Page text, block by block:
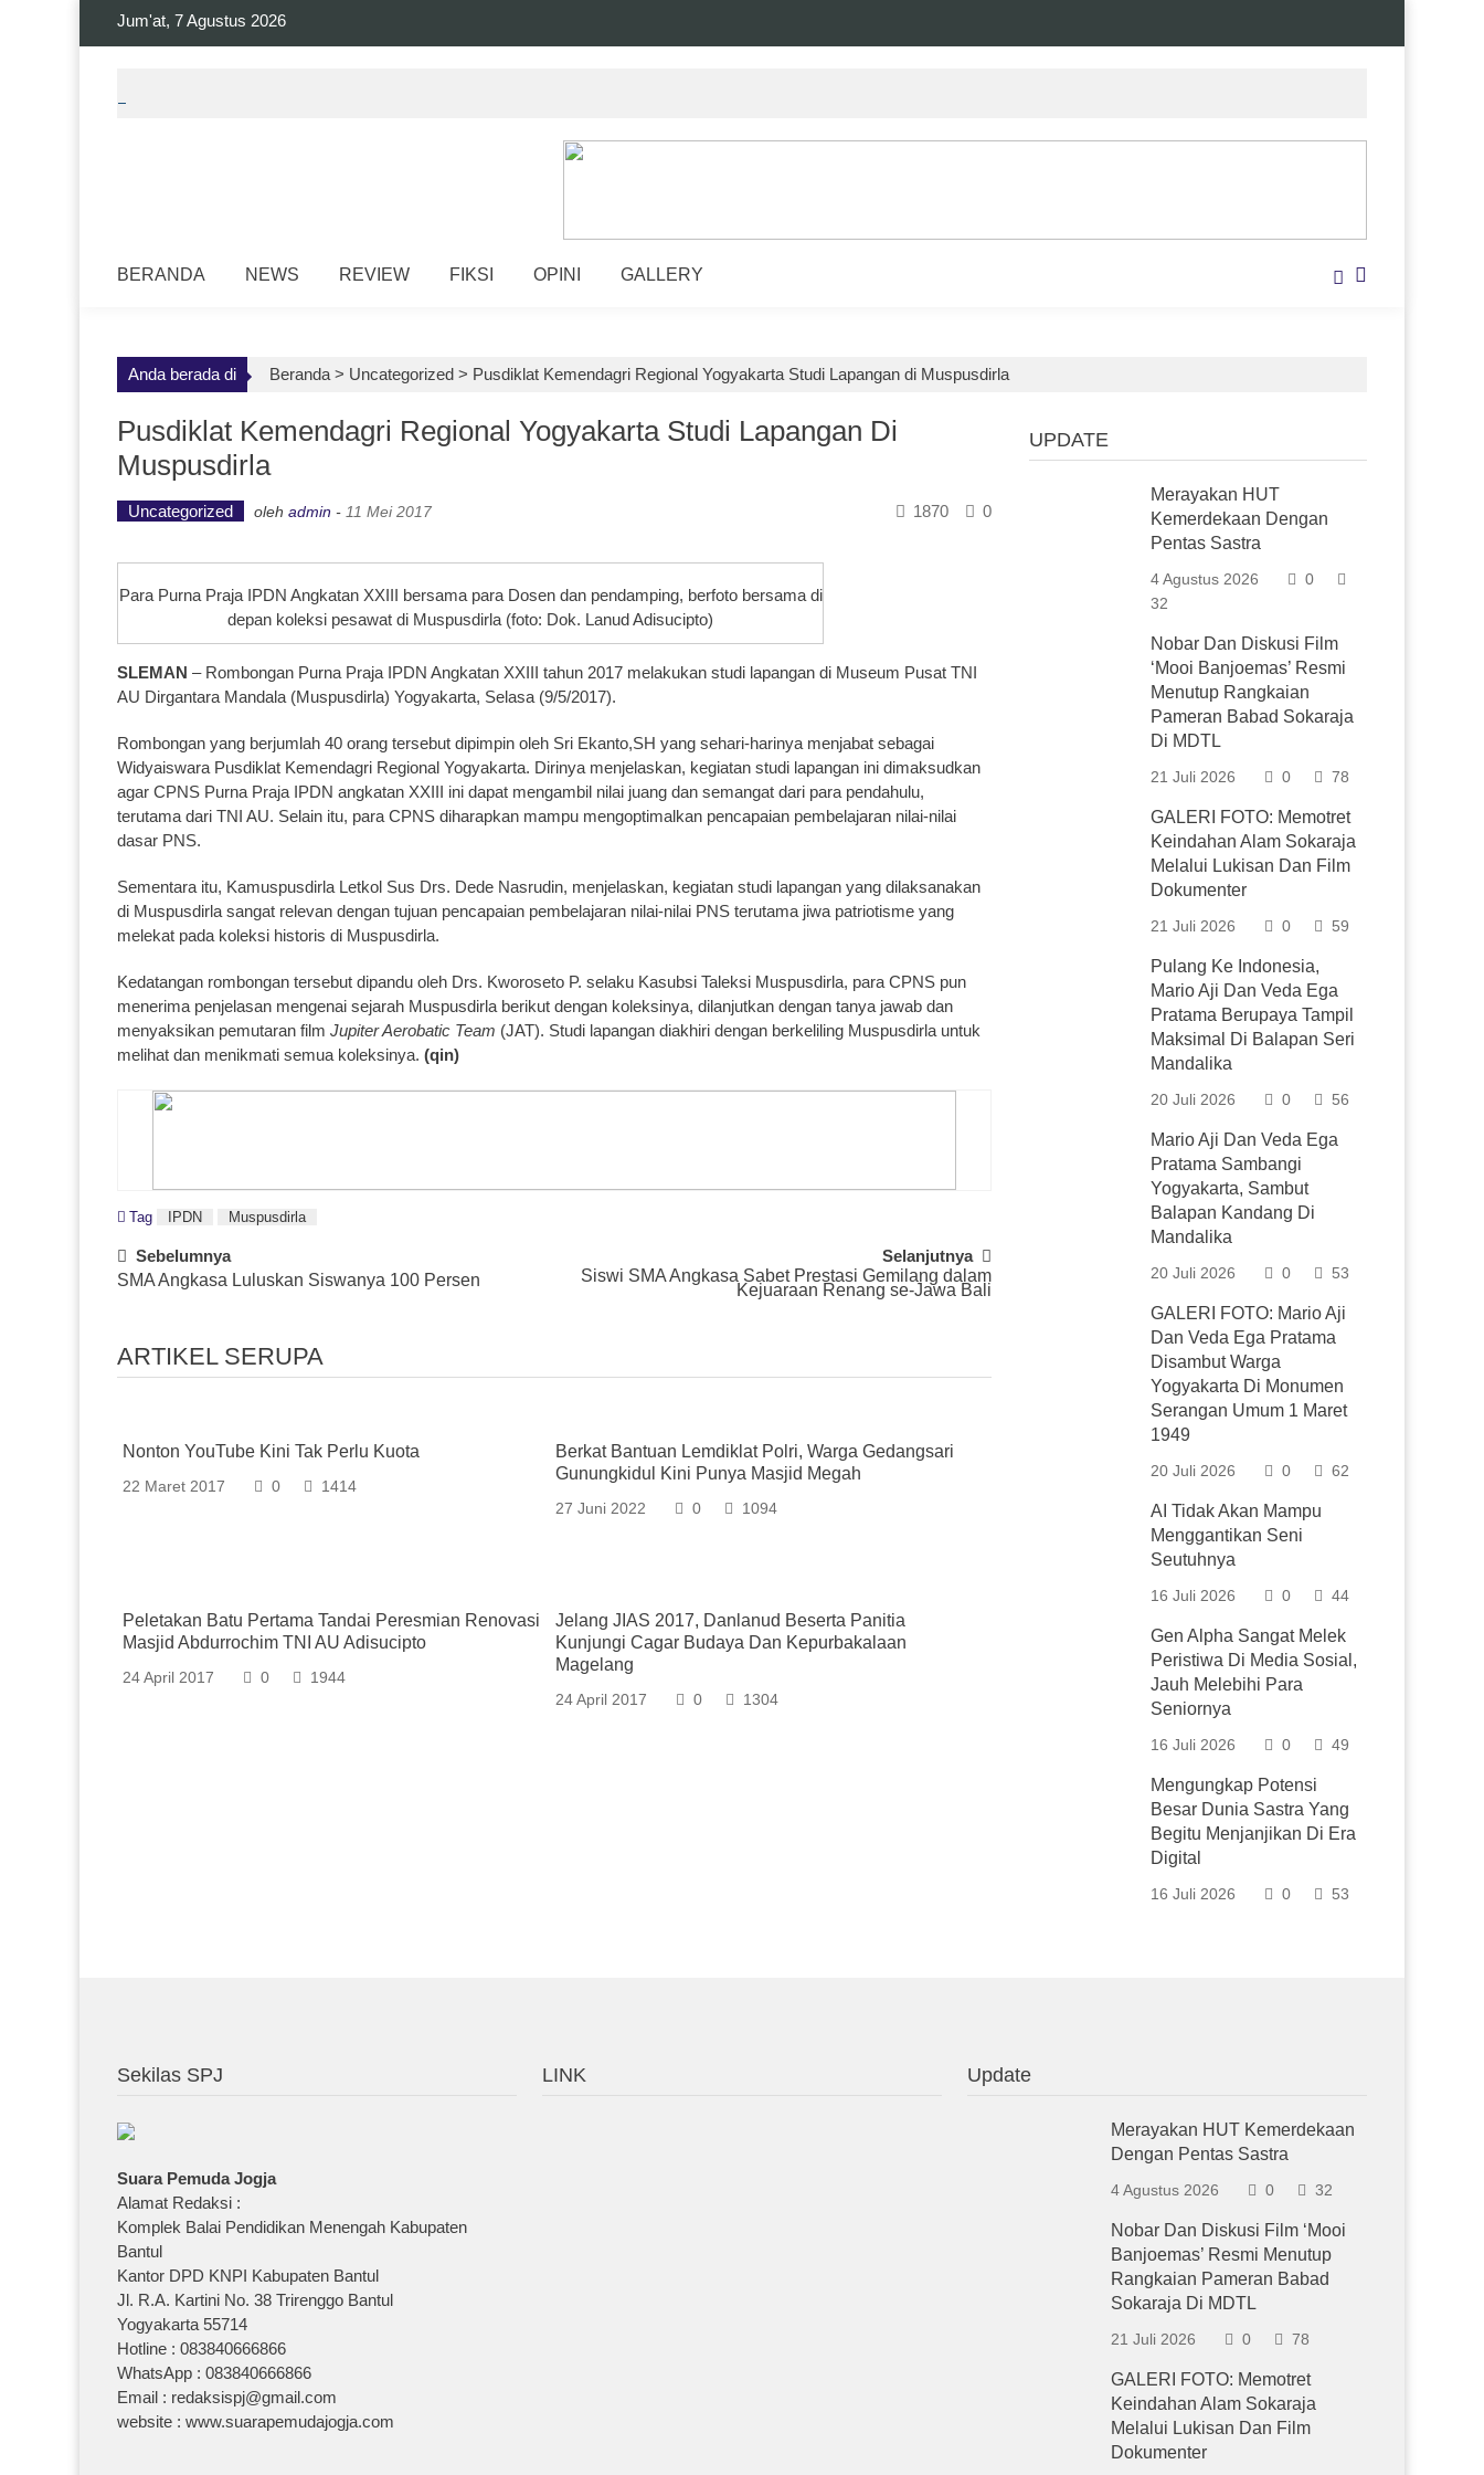
Jum'at, 7 Agustus 2026
BERANDA NEWS REVIEW FIKSI OPINI GALLERY
Anda berada di Beranda > Uncategorized > Pusdiklat Kemendagri Regional Yogyakarta Studi Lapangan di Muspusdirla
Pusdiklat Kemendagri Regional Yogyakarta Studi Lapangan Di
Muspusdirla
Uncategorized oleh admin - 11 Mei 2017 0
1870
Para Purna Praja IPDN Angkatan XXIII bersama para Dosen dan pendamping, berfoto bersama di
depan koleksi pesawat di Muspusdirla (foto: Dok. Lanud Adisucipto)
SLEMAN – Rombongan Purna Praja IPDN Angkatan XXIII tahun 2017 melakukan studi lapangan di Museum Pusat TNI
AU Dirgantara Mandala (Muspusdirla) Yogyakarta, Selasa (9/5/2017).
Rombongan yang berjumlah 40 orang tersebut dipimpin oleh Sri Ekanto,SH yang sehari-harinya menjabat sebagai
Widyaiswara Pusdiklat Kemendagri Regional Yogyakarta. Dirinya menjelaskan, kegiatan studi lapangan ini dimaksudkan
agar CPNS Purna Praja IPDN angkatan XXIII ini dapat mengambil nilai juang dan semangat dari para pendahulu,
terutama dari TNI AU. Selain itu, para CPNS diharapkan mampu mengoptimalkan pencapaian pembelajaran nilai-nilai
dasar PNS.
Sementara itu, Kamuspusdirla Letkol Sus Drs. Dede Nasrudin, menjelaskan, kegiatan studi lapangan yang dilaksanakan
di Muspusdirla sangat relevan dengan tujuan pencapaian pembelajaran nilai-nilai PNS terutama jiwa patriotisme yang
melekat pada koleksi historis di Muspusdirla.
Kedatangan rombongan tersebut dipandu oleh Drs. Kworoseto P. selaku Kasubsi Taleksi Muspusdirla, para CPNS pun
menerima penjelasan mengenai sejarah Muspusdirla berikut dengan koleksinya, dilanjutkan dengan tanya jawab dan
menyaksikan pemutaran film Jupiter Aerobatic Team (JAT). Studi lapangan diakhiri dengan berkeliling Muspusdirla untuk
melihat dan menikmati semua koleksinya. (qin)
Tag IPDN Muspusdirla
Post
Navigation
Sebelumnya
SMA Angkasa Luluskan Siswanya 100 Persen
Selanjutnya
Siswi SMA Angkasa Sabet Prestasi Gemilang dalam
Kejuaraan Renang se-Jawa Bali
ARTIKEL SERUPA
Nonton YouTube Kini Tak Perlu Kuota
22 Maret 2017 0 1414
Berkat Bantuan Lemdiklat Polri, Warga Gedangsari
Gunungkidul Kini Punya Masjid Megah
27 Juni 2022 0 1094
Peletakan Batu Pertama Tandai Peresmian Renovasi
Masjid Abdurrochim TNI AU Adisucipto
24 April 2017 0 1944
Jelang JIAS 2017, Danlanud Beserta Panitia
Kunjungi Cagar Budaya Dan Kepurbakalaan
Magelang
24 April 2017 0 1304
UPDATE
Merayakan HUT
Kemerdekaan Dengan
Pentas Sastra
4 Agustus 2026
0
32
Nobar Dan Diskusi Film
‘Mooi Banjoemas’ Resmi
Menutup Rangkaian
Pameran Babad Sokaraja
Di MDTL
21 Juli 2026 0 78
GALERI FOTO: Memotret
Keindahan Alam Sokaraja
Melalui Lukisan Dan Film
Dokumenter
21 Juli 2026 0 59
Pulang Ke Indonesia,
Mario Aji Dan Veda Ega
Pratama Berupaya Tampil
Maksimal Di Balapan Seri
Mandalika
20 Juli 2026 0 56
Mario Aji Dan Veda Ega
Pratama Sambangi
Yogyakarta, Sambut
Balapan Kandang Di
Mandalika
20 Juli 2026 0 53
GALERI FOTO: Mario Aji
Dan Veda Ega Pratama
Disambut Warga
Yogyakarta Di Monumen
Serangan Umum 1 Maret
1949
20 Juli 2026 0 62
AI Tidak Akan Mampu
Menggantikan Seni
Seutuhnya
16 Juli 2026 0 44
Gen Alpha Sangat Melek
Peristiwa Di Media Sosial,
Jauh Melebihi Para
Seniornya
16 Juli 2026 0 49
Mengungkap Potensi
Besar Dunia Sastra Yang
Begitu Menjanjikan Di Era
Digital
16 Juli 2026 0 53
Sekilas SPJ
Suara Pemuda Jogja
Alamat Redaksi :
Komplek Balai Pendidikan Menengah Kabupaten
Bantul
Kantor DPD KNPI Kabupaten Bantul
Jl. R.A. Kartini No. 38 Trirenggo Bantul
Yogyakarta 55714
Hotline : 083840666866
WhatsApp : 083840666866
Email : redaksispj@gmail.com
website : www.suarapemudajogja.com
LINK Update
Merayakan HUT Kemerdekaan
Dengan Pentas Sastra
4 Agustus 2026 0 32
Nobar Dan Diskusi Film ‘Mooi
Banjoemas’ Resmi Menutup
Rangkaian Pameran Babad
Sokaraja Di MDTL
21 Juli 2026 0 78
GALERI FOTO: Memotret
Keindahan Alam Sokaraja
Melalui Lukisan Dan Film
Dokumenter